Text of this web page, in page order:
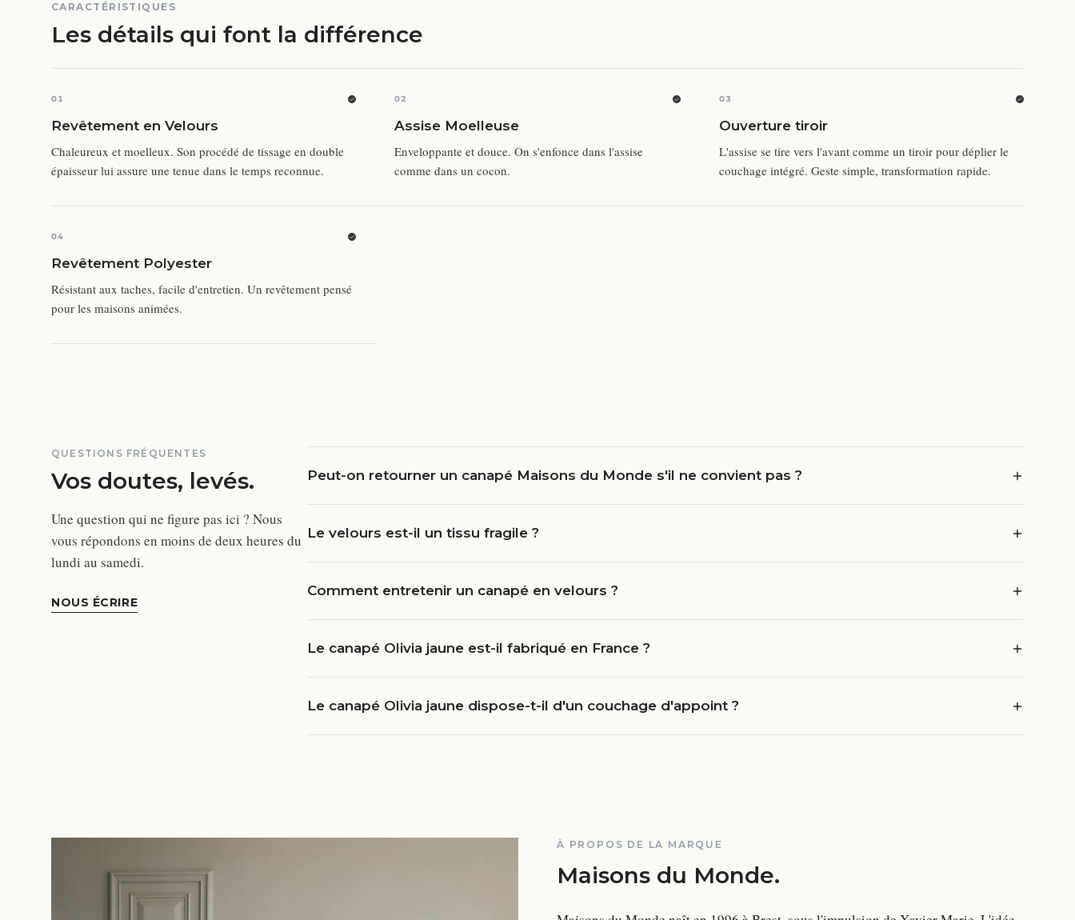
CARACTÉRISTIQUES
Les détails qui font la différence
01
Revêtement en Velours
Chaleureux et moelleux. Son procédé de tissage en double
épaisseur lui assure une tenue dans le temps reconnue.
02
Assise Moelleuse
Enveloppante et douce. On s'enfonce dans l'assise
comme dans un cocon.
03
Ouverture tiroir
L'assise se tire vers l'avant comme un tiroir pour déplier le
couchage intégré. Geste simple, transformation rapide.
04
Revêtement Polyester
Résistant aux taches, facile d'entretien. Un revêtement pensé
pour les maisons animées.
QUESTIONS FRÉQUENTES
Vos doutes, levés.
Une question qui ne figure pas ici ? Nous
vous répondons en moins de deux heures du
lundi au samedi.
NOUS ÉCRIRE
Peut-on retourner un canapé Maisons du Monde s'il ne convient pas ?
Le velours est-il un tissu fragile ?
Comment entretenir un canapé en velours ?
Le canapé Olivia jaune est-il fabriqué en France ?
Le canapé Olivia jaune dispose-t-il d'un couchage d'appoint ?
À PROPOS DE LA MARQUE
Maisons du Monde.